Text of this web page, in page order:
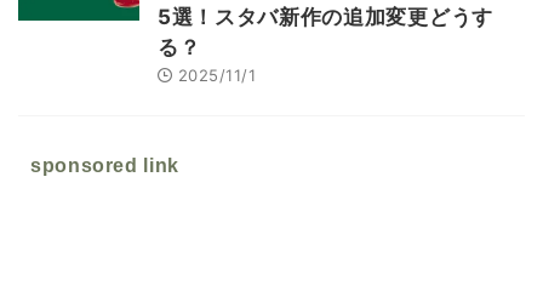
5選！スタバ新作の追加変更どうす
る？
2025/11/1
sponsored link